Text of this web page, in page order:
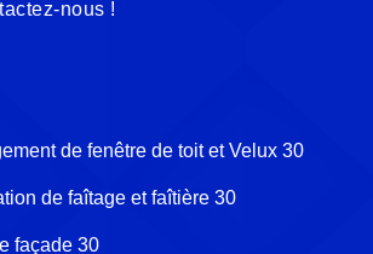
nous !
de fenêtre de toit et Velux 30
de faîtage et faîtière 30
façade 30